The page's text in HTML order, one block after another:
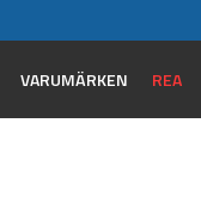
VARUMÄRKEN REA